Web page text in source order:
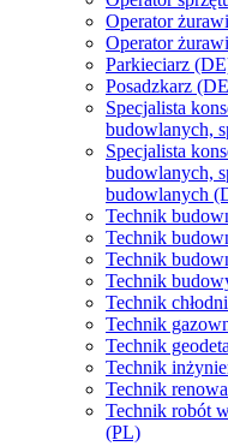
Operator
Operator
Parkieciarz
Posadzkarz
Specjalista
budowlanych,
Specjalista
budowlanych,
budowlanych
Technik
Technik
Technik
Technik
Technik
Technik
Technik
Technik
Technik
Technik robót
(PL)